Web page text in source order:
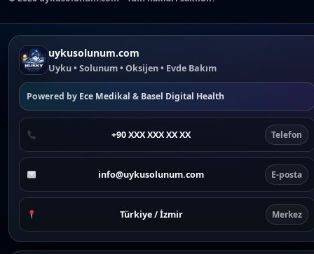
uykusolunum.com
Uyku • Solunum • Oksijen • Evde Bakım
Powered by Ece Medikal & Basel Digital Health
+90 XXX XXX XX XX Telefon
info@uykusolunum.com E-posta
Türkiye / İzmir Merkez